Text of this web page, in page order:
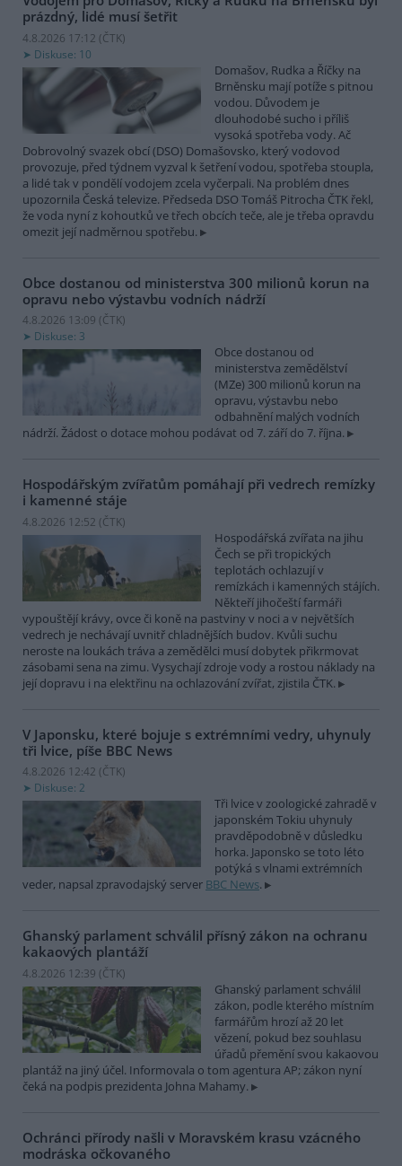
prázdný, lidé musí šetřit
4.8.2026 17:12 (ČTK)
Diskuse: 10
Domašov, Rudka a Říčky na
Brněnsku mají potíže s pitnou
vodou. Důvodem je
dlouhodobé sucho i příliš
vysoká spotřeba vody. Ač
Dobrovolný svazek obcí (DSO) Domašovsko, který vodovod
provozuje, před týdnem vyzval k šetření vodou, spotřeba stoupla,
a lidé tak v pondělí vodojem zcela vyčerpali. Na problém dnes
upozornila Česká televize. Předseda DSO Tomáš Pitrocha ČTK řekl,
že voda nyní z kohoutků ve třech obcích teče, ale je třeba opravdu
omezit její nadměrnou spotřebu.
Obce dostanou od ministerstva 300 milionů korun na
opravu nebo výstavbu vodních nádrží
4.8.2026 13:09 (ČTK)
Diskuse: 3
Obce dostanou od
ministerstva zemědělství
(MZe) 300 milionů korun na
opravu, výstavbu nebo
odbahnění malých vodních
nádrží. Žádost o dotace mohou podávat od 7. září do 7. října.
Hospodářským zvířatům pomáhají při vedrech remízky
i kamenné stáje
4.8.2026 12:52 (ČTK)
Hospodářská zvířata na jihu
Čech se při tropických
teplotách ochlazují v
remízkách i kamenných stájích.
Někteří jihočeští farmáři
vypouštějí krávy, ovce či koně na pastviny v noci a v největších
vedrech je nechávají uvnitř chladnějších budov. Kvůli suchu
neroste na loukách tráva a zemědělci musí dobytek přikrmovat
zásobami sena na zimu. Vysychají zdroje vody a rostou náklady na
její dopravu i na elektřinu na ochlazování zvířat, zjistila ČTK.
V Japonsku, které bojuje s extrémními vedry, uhynuly
tři lvice, píše BBC News
4.8.2026 12:42 (ČTK)
Diskuse: 2
Tři lvice v zoologické zahradě v
japonském Tokiu uhynuly
pravděpodobně v důsledku
horka. Japonsko se toto léto
potýká s vlnami extrémních
veder, napsal zpravodajský server BBC News.
Ghanský parlament schválil přísný zákon na ochranu
kakaových plantáží
4.8.2026 12:39 (ČTK)
Ghanský parlament schválil
zákon, podle kterého místním
farmářům hrozí až 20 let
vězení, pokud bez souhlasu
úřadů přemění svou kakaovou
plantáž na jiný účel. Informovala o tom agentura AP; zákon nyní
čeká na podpis prezidenta Johna Mahamy.
Ochránci přírody našli v Moravském krasu vzácného
modráska očkovaného